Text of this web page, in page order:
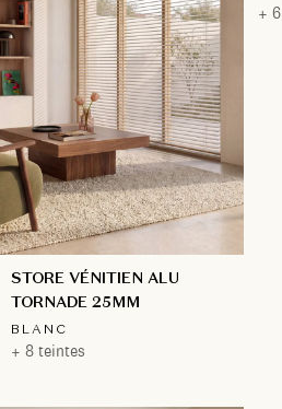
STORE VÉNITIEN ALU
TORNADE 25MM
BLANC
+ 8 teintes
+